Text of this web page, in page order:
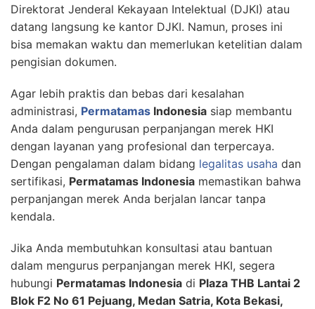
Direktorat Jenderal Kekayaan Intelektual (DJKI) atau
datang langsung ke kantor DJKI. Namun, proses ini
bisa memakan waktu dan memerlukan ketelitian dalam
pengisian dokumen.
Agar lebih praktis dan bebas dari kesalahan
administrasi, Permatamas Indonesia siap membantu
Anda dalam pengurusan perpanjangan merek HKI
dengan layanan yang profesional dan terpercaya.
Dengan pengalaman dalam bidang legalitas usaha dan
sertifikasi, Permatamas Indonesia memastikan bahwa
perpanjangan merek Anda berjalan lancar tanpa
kendala.
Jika Anda membutuhkan konsultasi atau bantuan
dalam mengurus perpanjangan merek HKI, segera
hubungi Permatamas Indonesia di Plaza THB Lantai 2
Blok F2 No 61 Pejuang, Medan Satria, Kota Bekasi,